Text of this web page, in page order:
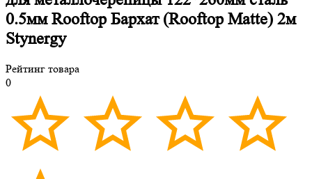
0.5мм Rooftop Бархат (Rooftop Matte) 2м
Stynergy
Рейтинг товара
0